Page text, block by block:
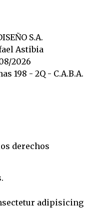
S.A.
Astibia
2026
198 - 2Q - C.A.B.A.
derechos
adipisicing